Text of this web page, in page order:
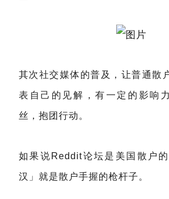
其次社交媒体的普及，让普通散
表自己的见解，有一定的影响
丝，抱团行动。
如果说Reddit论坛是美国散户
汉」就是散户手握的枪杆子。